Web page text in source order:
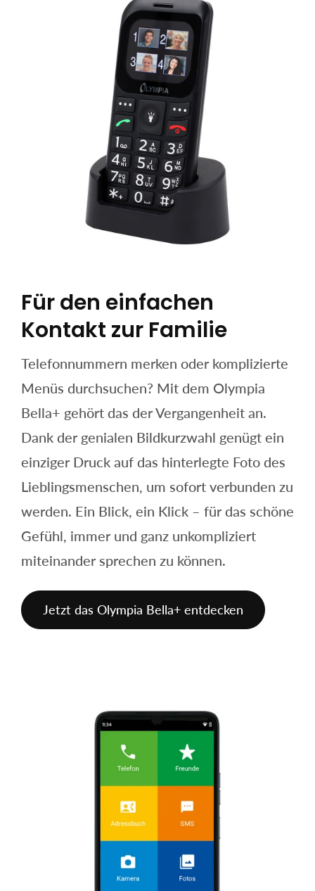
Für den einfachen
Kontakt zur Familie
Telefonnummern merken oder komplizierte
Menüs durchsuchen? Mit dem Olympia
Bella+ gehört das der Vergangenheit an.
Dank der genialen Bildkurzwahl genügt ein
einziger Druck auf das hinterlegte Foto des
Lieblingsmenschen, um sofort verbunden zu
werden. Ein Blick, ein Klick – für das schöne
Gefühl, immer und ganz unkompliziert
miteinander sprechen zu können.
Jetzt das Olympia Bella+ entdecken